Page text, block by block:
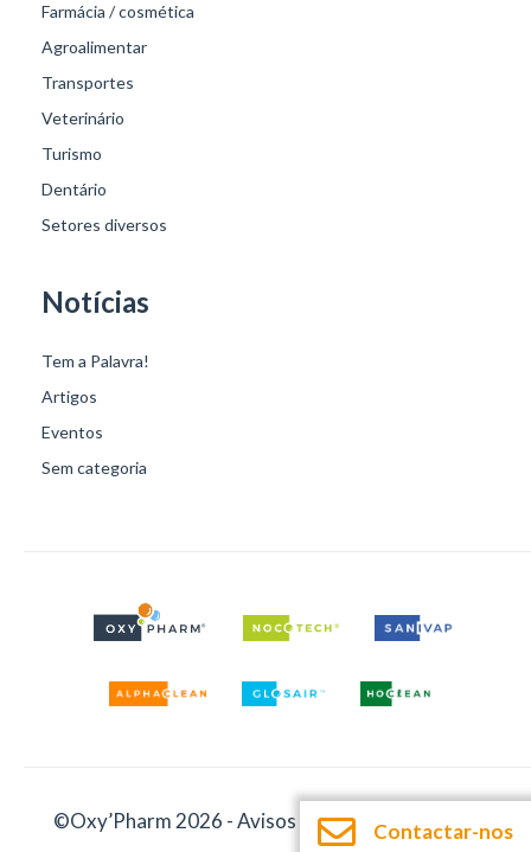
Farmácia / cosmética
Agroalimentar
Transportes
Veterinário
Turismo
Dentário
Setores diversos
Notícias
Tem a Palavra!
Artigos
Eventos
Sem categoria
©Oxy’Pharm 2026 -Avisos legais- Documentação
Contactar-nos